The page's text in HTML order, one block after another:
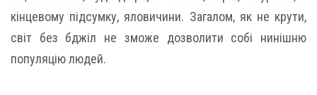
кінцевому підсумку, яловичини. Загалом, як не крути,
світ без бджіл не зможе дозволити собі нинішню
популяцію людей.